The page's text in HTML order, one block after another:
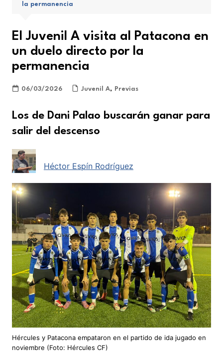
la permanencia
El Juvenil A visita al Patacona en
un duelo directo por la
permanencia
06/03/2026 Juvenil A, Previas
Los de Dani Palao buscarán ganar para
salir del descenso
Héctor Espín Rodríguez
Hércules y Patacona empataron en el partido de ida jugado en
noviembre (Foto: Hércules CF)